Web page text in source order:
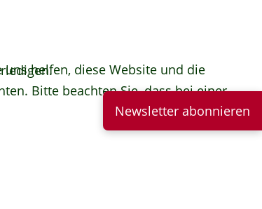
Newsletter abonnieren
helfen, diese Website und die
Bitte beachten Sie, dass bei einer